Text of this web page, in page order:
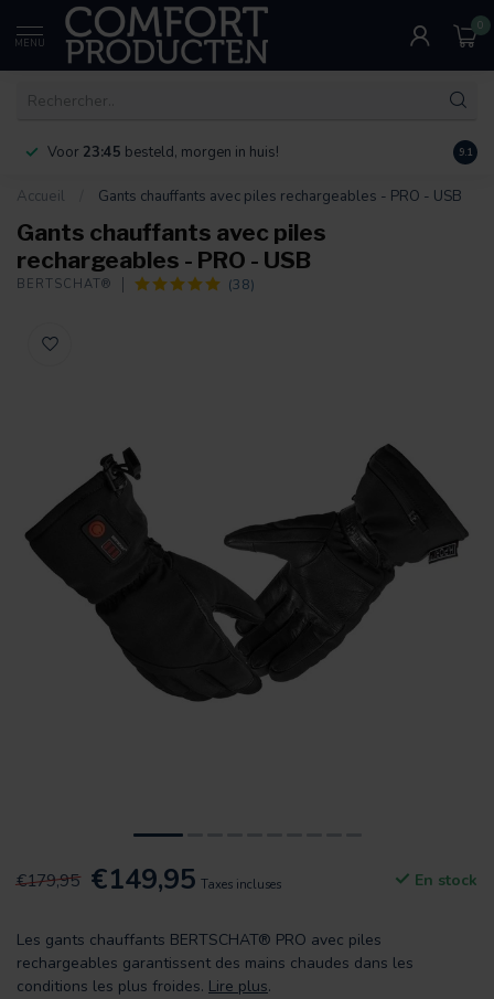
MENU
0
morgen in huis! Bereikbaar via mail, chat
9.1
Accueil Gants chauffants avec piles rechargeables - PRO - USB
Gants chauffants avec piles
rechargeables - PRO - USB
BERTSCHAT® (38)
€179,95 €149,95 Taxes incluses En stock
Les gants chauffants BERTSCHAT® PRO avec piles
rechargeables garantissent des mains chaudes dans les
conditions les plus froides. Lire plus.